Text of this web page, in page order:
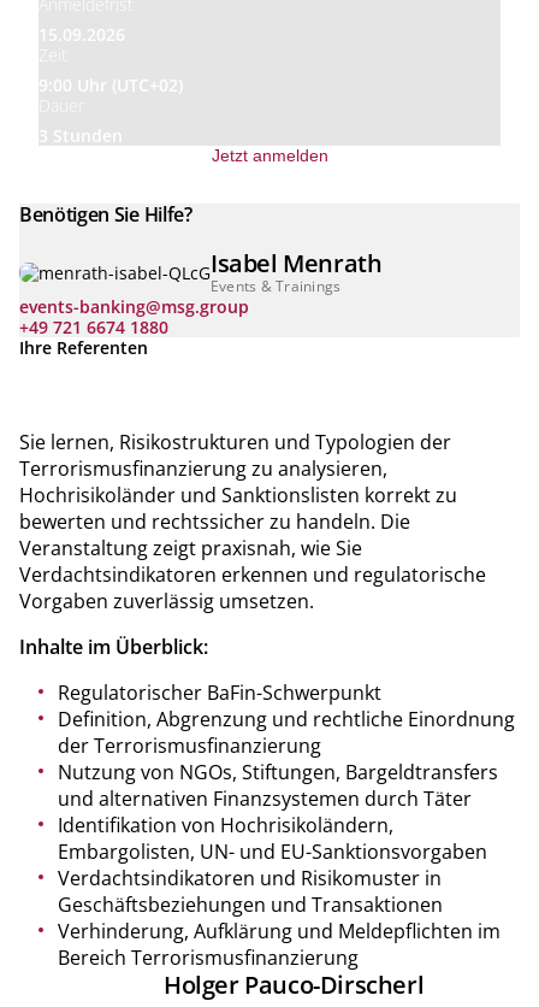
15.09.2026
9:00 Uhr (UTC+02)
3 Stunden
Jetzt anmelden
Benötigen Sie Hilfe?
Isabel Menrath
Events & Trainings
events-banking@msg.group
+49 721 6674 1880
Ihre Referenten
Sie lernen, Risikostrukturen und Typologien der
Terrorismusfinanzierung zu analysieren,
Hochrisikoländer und Sanktionslisten korrekt zu
bewerten und rechtssicher zu handeln. Die
Veranstaltung zeigt praxisnah, wie Sie
Verdachtsindikatoren erkennen und regulatorische
Vorgaben zuverlässig umsetzen.
Inhalte im Überblick:
Regulatorischer BaFin-Schwerpunkt
Definition, Abgrenzung und rechtliche Einordnung
der Terrorismusfinanzierung
Nutzung von NGOs, Stiftungen, Bargeldtransfers
und alternativen Finanzsystemen durch Täter
Identifikation von Hochrisikoländern,
Embargolisten, UN- und EU-Sanktionsvorgaben
Verdachtsindikatoren und Risikomuster in
Geschäftsbeziehungen und Transaktionen
Verhinderung, Aufklärung und Meldepflichten im
Bereich Terrorismusfinanzierung
HolgerPauco-Dirscherl